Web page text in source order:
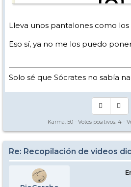
Ritmo!!
Lleva unos pantalones como los
Eso sí, ya no me los puedo
Solo sé que Sócrates no sabía
Karma: 50 - Votos positivos: 4 -
Re: Recopilación de videos